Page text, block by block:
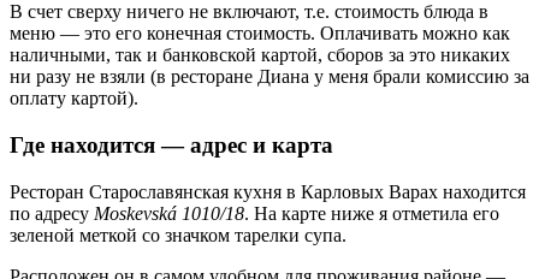
В счет сверху ничего не включают, т.е. стоимость блюда в
меню — это его конечная стоимость. Оплачивать можно как
наличными, так и банковской картой, сборов за это никаких
ни разу не взяли (в ресторане Диана у меня брали комиссию за
оплату картой).
Где находится — адрес и карта
Ресторан Старославянская кухня в Карловых Варах находится
по адресу Moskevská 1010/18. На карте ниже я отметила его
зеленой меткой со значком тарелки супа.